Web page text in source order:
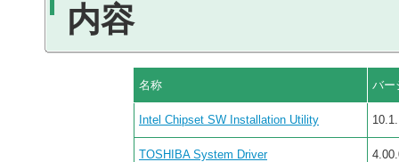
内容
名称 バー
Intel Chipset SW Installation Utility
TOSHIBA System Driver